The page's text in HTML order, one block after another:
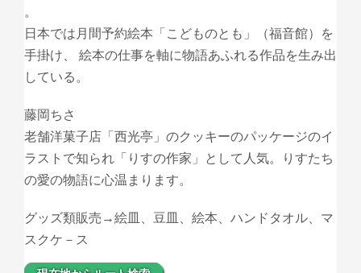
。
日本では月間予約絵本「こどものとも」（福音館）を
手掛け、 絵本の仕事を軸に物語あふれる作品を生み出
している。
藤岡ちさ
老舗洋菓子店「西光亭」のクッキーのパッケージのイ
ラストで知られ「りすの作家」として人気。りすたち
の愛の物語に心温まります。
グッズ類販売→絵皿、豆皿、絵本、ハンドタオル、マ
スクケ－ス